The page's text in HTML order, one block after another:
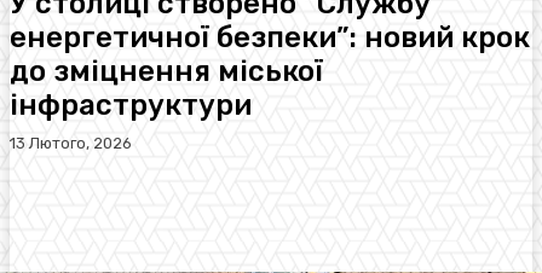
енергетичної безпеки”: новий крок
до зміцнення міської
інфраструктури
13 Лютого, 2026